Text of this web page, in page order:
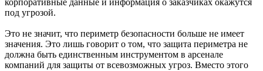
под угрозой.
Это не значит, что периметр безопасности больше не имеет
значения. Это лишь говорит о том, что защита периметра не
должна быть единственным инструментом в арсенале
компаний для защиты от всевозможных угроз. Вместо этого